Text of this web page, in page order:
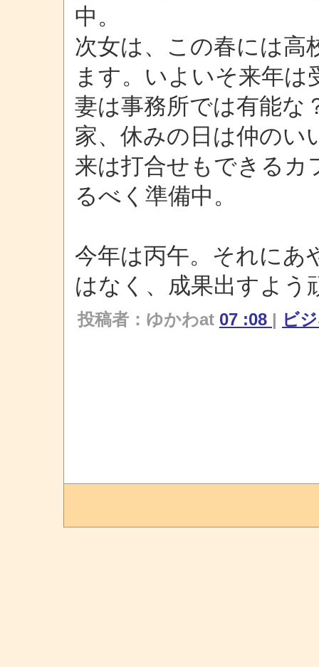
中。
次女は、この春には高
ます。いよいそ来年
妻は事務所では有能な
家、休みの日は仲のい
来は打合せもできるカ
るべく準備中。
今年は丙午。それにあ
はなく、成果出すよう
投稿者：ゆかわat 07 :08 | ビ